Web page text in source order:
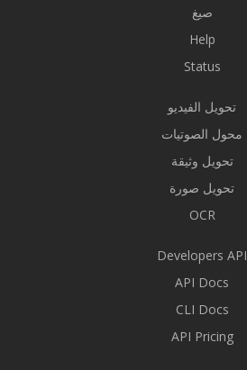
صيغ
Help
Status
تحويل الفيديو
محول الصوتيات
تحويل وثيقة
تحويل صورة
OCR
Developers API
API Docs
CLI Docs
API Pricing